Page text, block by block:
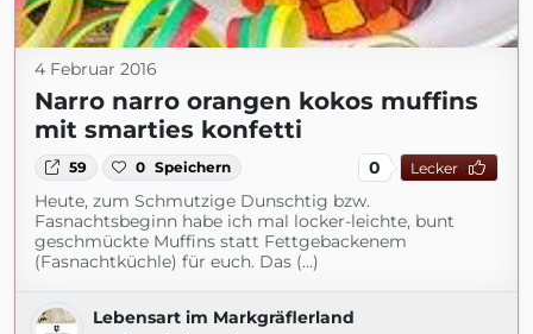
4 Februar 2016
Narro narro orangen kokos muffins
mit smarties konfetti
59 0 Speichern 0 Lecker
Heute, zum Schmutzige Dunschtig bzw.
Fasnachtsbeginn habe ich mal locker-leichte, bunt
geschmückte Muffins statt Fettgebackenem
(Fasnachtküchle) für euch. Das (...)
Lebensart im Markgräflerland